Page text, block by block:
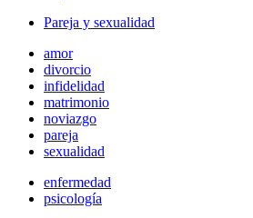
Pareja y sexualidad
amor
divorcio
infidelidad
matrimonio
noviazgo
pareja
sexualidad
enfermedad
psicología